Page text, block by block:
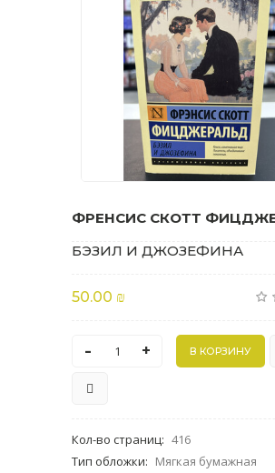
ФРЕНСИС СКОТТ
БЭЗИЛ И ДЖОЗЕФИНА
50.00 ₪
- +
Кол-во страниц: 416
Тип обложки: Мягкая бумажная